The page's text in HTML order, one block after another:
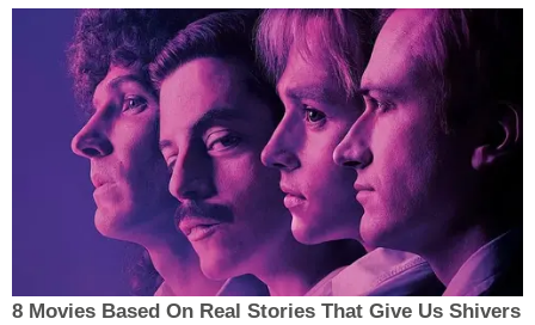
8 Movies Based On Real Stories That Give Us Shivers